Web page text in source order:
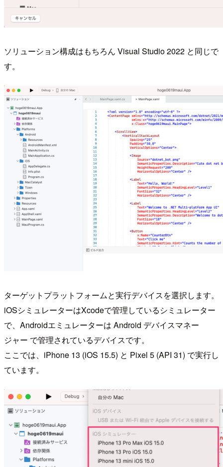
ソリューション構成はもちろん Visual Studio 2022 と同じで
す。
ターゲットプラットフォームと実行デバイスを選択します。
iOSシミュレーターはXcodeで管理しているシミュレーター
で、Androidエミュレーターは Android デバイスマネー
ジャー で管理されているデバイスです。
ここでは、iPhone 13 (iOS 15.5) と Pixel 5 (API 31) で実行し
ています。